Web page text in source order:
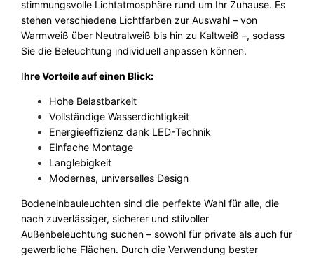
stimmungsvolle Lichtatmosphäre rund um Ihr Zuhause. Es
stehen verschiedene Lichtfarben zur Auswahl – von
Warmweiß über Neutralweiß bis hin zu Kaltweiß –, sodass
Sie die Beleuchtung individuell anpassen können.
Ihre Vorteile auf einen Blick:
Hohe Belastbarkeit
Vollständige Wasserdichtigkeit
Energieeffizienz dank LED-Technik
Einfache Montage
Langlebigkeit
Modernes, universelles Design
Bodeneinbauleuchten sind die perfekte Wahl für alle, die
nach zuverlässiger, sicherer und stilvoller
Außenbeleuchtung suchen – sowohl für private als auch für
gewerbliche Flächen. Durch die Verwendung bester